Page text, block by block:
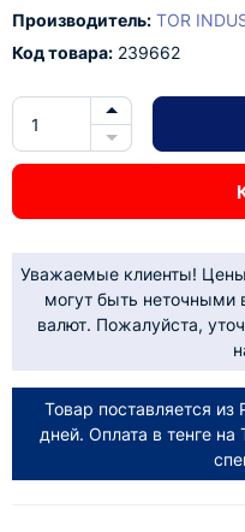
Производитель: TOR
Код товара: 239662
Уважаемые клиенты!
могут быть неточными
валют. Пожалуйста,
Товар поставляется из
дней. Оплата в тенге